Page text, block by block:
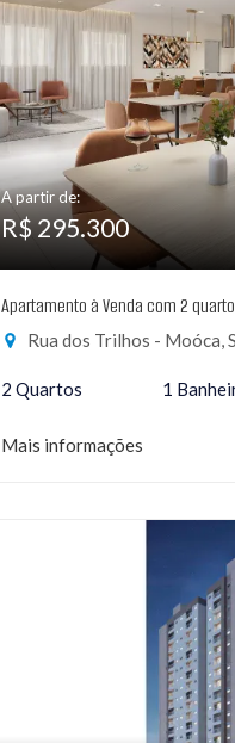
A partir de:
R$ 295.300
Apartamento à Venda com 2
Rua dos Trilhos - Moóca,
2 Quartos 1
Mais informações